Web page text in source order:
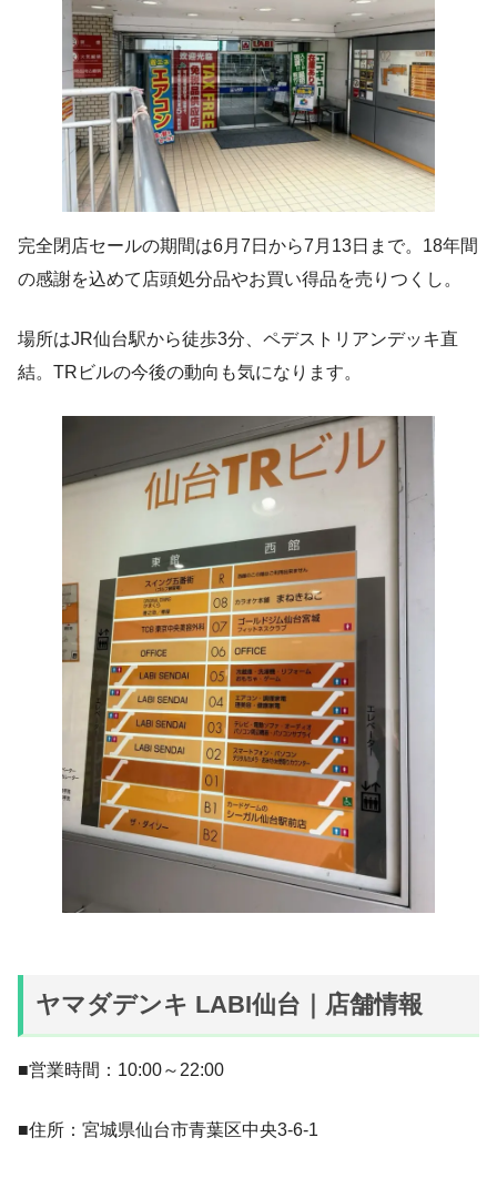
完全閉店セールの期間は6月7日から7月13日まで。18年間
の感謝を込めて店頭処分品やお買い得品を売りつくし。
場所はJR仙台駅から徒歩3分、ペデストリアンデッキ直
結。TRビルの今後の動向も気になります。
ヤマダデンキ LABI仙台｜店舗情報
■営業時間：10:00～22:00
■住所：宮城県仙台市青葉区中央3-6-1